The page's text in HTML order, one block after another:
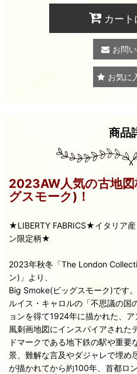
カート
お問
お気に
商品
2023AW人気の古地
グスモーク)！
★LIBERTY FABRICS★イタリア
ン限定柄★
2023年秋冬「The London
ン)」より、
Big Smoke(ビッグスモーク)です。
ルイス・キャロルの「不思議の国
ョンを得て1924年に描かれた、
風刺画地図にインスパイアされた
ドマークである地下鉄の駅や重
景、難解な言及やダジャレで埋め
が描かれてから約100年、首都ロ